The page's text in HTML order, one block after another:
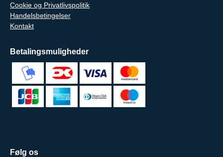
Cookie og Privatlivspolitik
Handelsbetingelser
Kontakt
Betalingsmuligheder
Følg os